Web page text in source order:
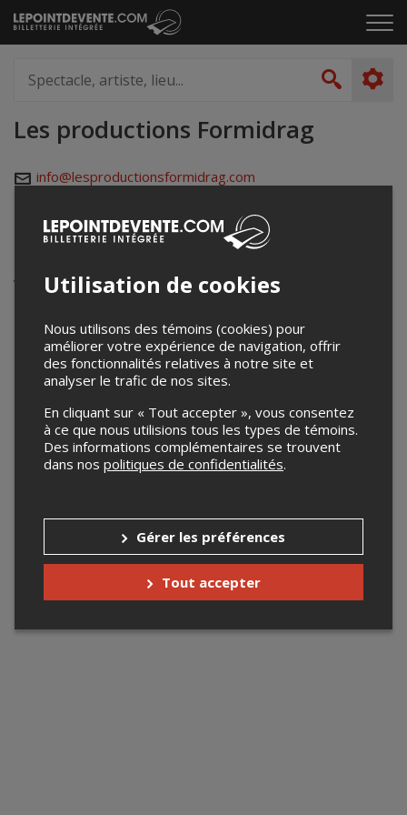
Passer
au
le
artiste,
lieu...
Les productions Formidrag
info@lesproductionsformidrag.com
Votre recherche n'a retourné aucun résultat.
Utilisation de cookies
Nous utilisons des témoins (cookies) pour
améliorer votre expérience de navigation, offrir
des fonctionnalités relatives à notre site et
analyser le trafic de nos sites.
En cliquant sur « Tout accepter », vous consentez
à ce que nous utilisions tous les types de témoins.
Des informations complémentaires se trouvent
dans nos politiques de confidentialités.
Gérer les préférences
Tout accepter